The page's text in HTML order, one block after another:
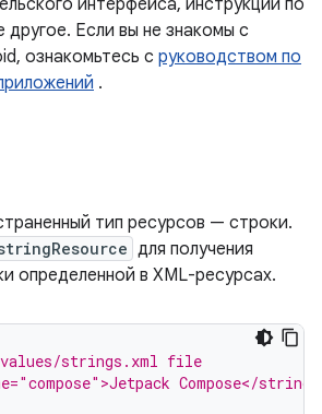
интерфейса, инструкции по
другое. Если вы не знакомы с
ознакомьтесь с руководством по
.
тип ресурсов — строки.
для получения
определенной в XML-ресурсах.
strings.xml file
Compose</string>